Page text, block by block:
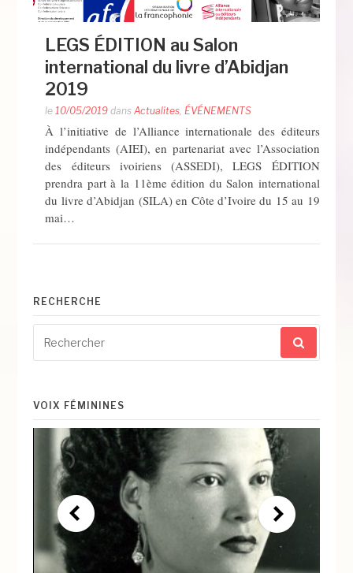
LEGS ÉDITION au Salon
international du livre d’Abidjan
2019
le 10/05/2019 dansActualites ÉVÉNEMENTS
À l’initiative de l’Alliance internationale des éditeurs
indépendants (AIEI), en partenariat avec l’Association
des éditeurs ivoiriens (ASSEDI), LEGS ÉDITION
prendra part à la 11ème édition du Salon international
du livre d’Abidjan (SILA) en Côte d’Ivoire du 15 au 19
mai…
RECHERCHE
pour
:
VOIX FÉMININES